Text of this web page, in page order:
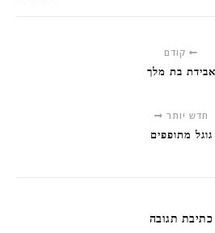
קודם
אבידת בת מלך
חדש יותר
גוגל מתופפים
כתיבת תגובה